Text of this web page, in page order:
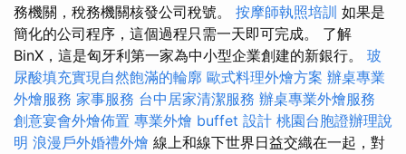
務機關，稅務機關核發公司稅號。 按摩師執照培訓 如果是
簡化的公司程序，這個過程只​​需一天即可完成。 了解
BinX，這是匈牙利第一家為中小型企業創建的新銀行。 玻
尿酸填充實現自然飽滿的輪廓 歐式料理外燴方案 辦桌專業
外燴服務 家事服務 台中居家清潔服務 辦桌專業外燴服務
創意宴會外燴佈置 專業外燴 buffet 設計 桃園台胞證辦理說
明 浪漫戶外婚禮外燴 線上和線下世界日益交織在一起，對